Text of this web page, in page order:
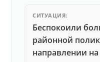
СИТУАЦИЯ:
Беспокоили
районной
направлении